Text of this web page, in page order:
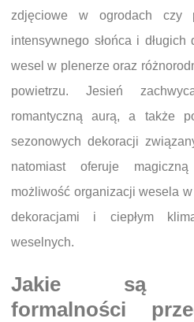
zdjęciowe w ogrodach czy
intensywnego słońca i
wesel w plenerze oraz
powietrzu. Jesień
romantyczną aurą, a także
sezonowych dekoracji
natomiast oferuje
możliwość organizacji wesela
dekoracjami i ciepłym
weselnych.
Jakie są
formalności